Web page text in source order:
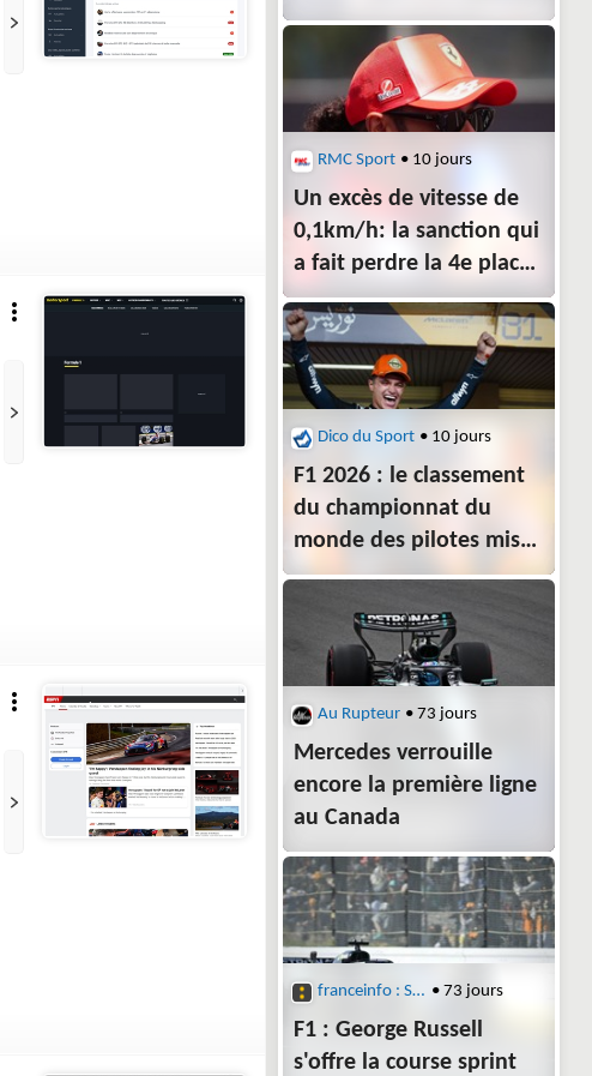
Moyen-Orient, sera
organisé en Malaisie
début octobre
RMC Sport • 10 jours
Un excès de vitesse de
0,1km/h: la sanction qui
a fait perdre la 4e place
à Lewis Hamilton sur le
GP de Hongrie
Dico du Sport • 10 jours
F1 2026 : le classement
du championnat du
monde des pilotes mis
à jour
Au Rupteur • 73 jours
Mercedes verrouille
encore la première ligne
au Canada
franceinfo : Sports • 73 jours
F1 : George Russell
s'offre la course sprint